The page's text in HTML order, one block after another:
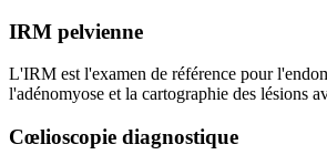
IRM pelvienne
L'IRM est l'examen de référence pour
l'adénomyose et la cartographie des lésions
Cœlioscopie diagnostique